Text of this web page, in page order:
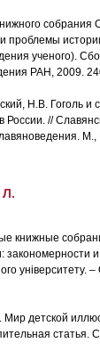
проблемы
ученого).
РАН, 2009.
Н.В. Гоголь и
России. //
Л.
книжные
закономерности
унiверситету.
Мир детской
статья.